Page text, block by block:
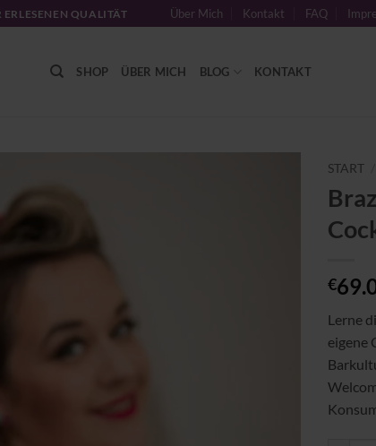
QUALITÄT Über Mich Kontakt FAQ
SHOP ÜBER MICH BLOG KONTAKT
START
€
Lerne
eigene